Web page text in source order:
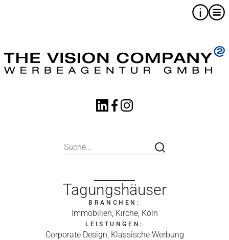
Tagungshäuser
BRANCHEN:
Immobilien, Kirche, Köln
LEISTUNGEN:
Corporate Design, Klassische Werbung